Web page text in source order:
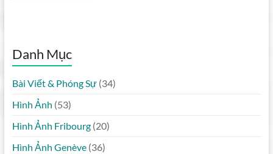
Danh Mục
Bài Viết & Phóng Sự(34)
Hình Ảnh (53)
Hình Ảnh Fribourg(20)
Hình Ảnh Genève(36)